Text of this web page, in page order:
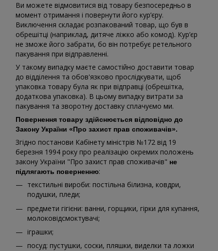
Ви можете відмовитися від товару безпосередньо в
момент отримання і повернути його кур’єру.
Виключення складає розпакований товар, що був в
обрешітці (наприклад, дитяче ліжко або комод). Кур’єр
не зможе його забрати, бо він потребує ретельного
пакування при відправленні.
У такому випадку маєте самостійно доставити товар
до відділення та обов'язково прослідкувати, щоб
упаковка товару була як при відправці (обрешітка,
додаткова упаковка). В цьому випадку витрати за
пакування та зворотну доставку сплачуємо ми.
Повернення товару здійснюється відповідно до
Закону України «Про захист прав споживачів».
Згідно постанови Кабінету міністрів №172 від 19
березня 1994 року про реалізацію окремих положень
закону України "Про захист прав споживачів" не
підлягають поверненню:
текстильні вироби: постільна білизна, ковдри,
подушки, пледи;
предмети гігієни: ванни, горщики, гірки для купання,
молоковідсмоктувачі;
іграшки;
посуд: пустушки, соски, пляшки, виделки та ложки